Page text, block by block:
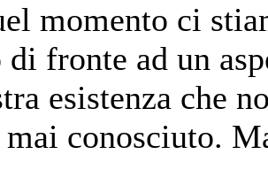
momento ci
fronte ad un
esistenza che
conosciuto.